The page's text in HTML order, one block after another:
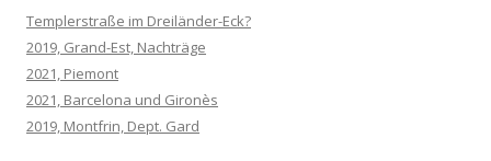
n
n
a
c
h
Templerstraße im Dreiländer-Eck?
2019, Grand-Est, Nachträge
2021, Piemont
2021, Barcelona und Gironès
2019, Montfrin, Dept. Gard